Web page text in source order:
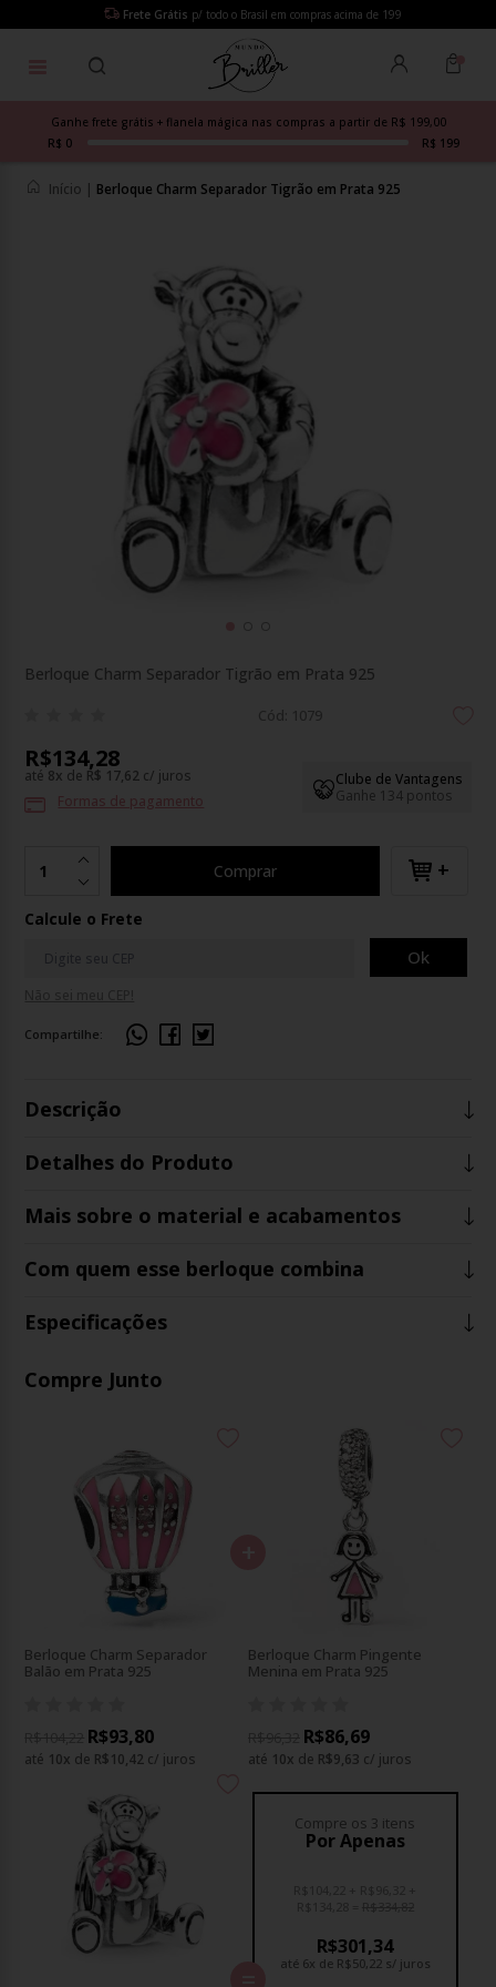
Frete Grátis p/ todo o Brasil em compras acima de 199
Ganhe frete grátis + flanela mágica nas compras a partir de R$ 199,00
R$ 0
R$ 199
Início | Berloque Charm Separador Tigrão em Prata 925
Berloque Charm Separador Tigrão em Prata 925
Cód: 1079
Clube de Vantagens
Ganhe 134 pontos
R$134,28
até 8x de R$ 17,62 c/ juros
Formas de pagamento
Comprar +
Calcule o Frete
Ok
Compartilhe:
Descrição
Detalhes do Produto
Mais sobre o material e acabamentos
Com quem esse berloque combina
Especificações
Compre Junto
Berloque Charm Separador
Balão em Prata 925
R$93,80
até 10x de R$10,42 c/ juros
Berloque Charm Pingente
Menina em Prata 925
R$86,69
até 10x de R$9,63 c/ juros
Compre os 3 itens
Por Apenas
R$301,34
até 6x de R$50,22s/ juros